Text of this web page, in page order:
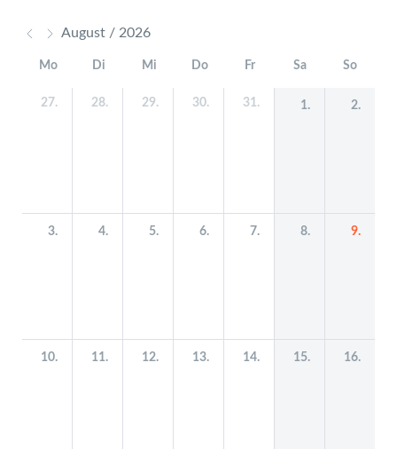
August / 2026
Mo Di Mi Do Fr Sa So
27. 28. 29. 30. 31. 1. 2.
3. 4. 5. 6. 7. 8. 9.
10. 11. 12. 13. 14. 15. 16.